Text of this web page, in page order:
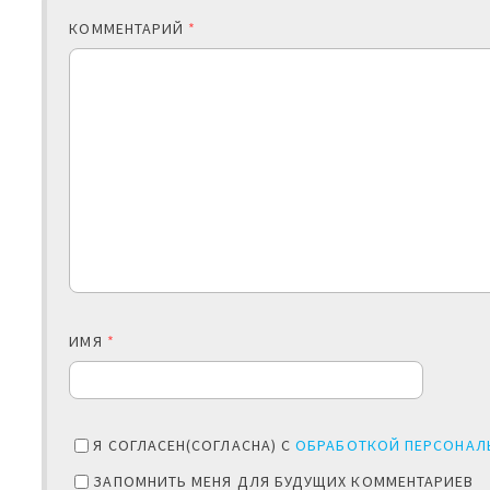
КОММЕНТАРИЙ *
ИМЯ *
Я СОГЛАСЕН(СОГЛАСНА) СОБРАБОТКОЙ
ЗАПОМНИТЬ МЕНЯ ДЛЯ БУДУЩИХ КОММЕНТАРИЕВ